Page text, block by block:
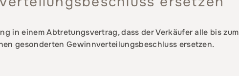
in einem Abtretungsvertrag, dass der Verkäufer alle bis
gesonderten Gewinnverteilungsbeschluss ersetzen.